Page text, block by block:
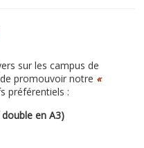
sur les campus de
promouvoir notre «
préférentiels :
en A3)